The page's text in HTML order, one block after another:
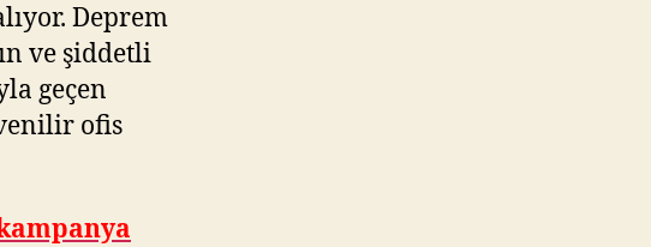
Deprem
ve şiddetli
geçen
ofis